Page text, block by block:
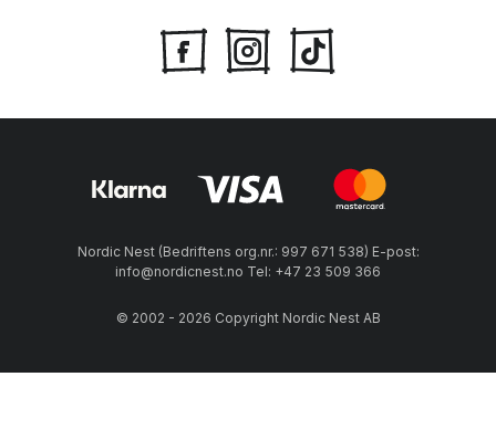
Nordic Nest (Bedriftens org.nr.: 997 671 538) E-post:
info@nordicnest.no Tel: +47 23 509 366
© 2002 - 2026 Copyright Nordic Nest AB